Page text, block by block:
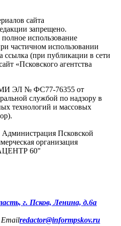
сайта
запрещено.
использование
частичном использовании
ссылка (при публикации в сети
«Псковского агентства
ЭЛ № ФС77-76355 от
службой по надзору в
технологий и массовых
Администрация Псковской
организация
60"
г. Псков, Ленина, д.6а
Emailredactor@informpskov.ru